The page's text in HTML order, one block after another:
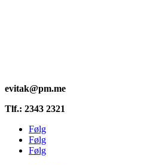
evitak@pm.me
Tlf.: 2343 2321
Følg
Følg
Følg